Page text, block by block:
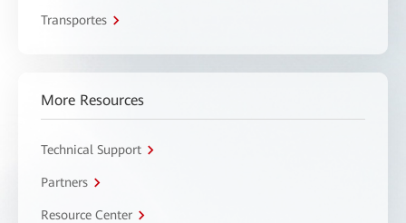
Transportes
More Resources
Technical Support
Partners
Resource Center